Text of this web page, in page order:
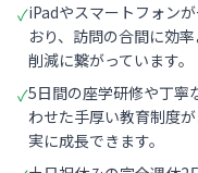
✓iPadやスマートフォン
おり、訪問の合間に効
削減に繋がっています。
✓5日間の座学研修や丁寧
わせた手厚い教育制度
実に成長できます。